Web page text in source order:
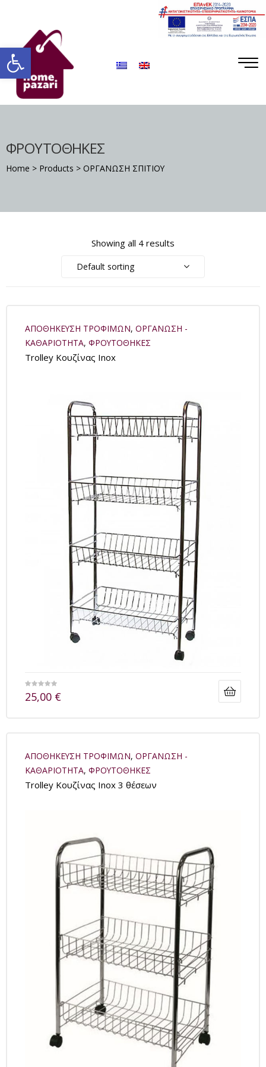
Ανοίξτε τη γραμμή εργαλείων
ΦΡΟΥΤΟΘΗΚΕΣ
Home > Products > ΟΡΓΑΝΩΣΗ ΣΠΙΤΙΟΥ
Showing all 4 results
Default sorting
ΑΠΟΘΗΚΕΥΣΗ ΤΡΟΦΙΜΩΝ, ΟΡΓΑΝΩΣΗ -
ΚΑΘΑΡΙΟΤΗΤΑ, ΦΡΟΥΤΟΘΗΚΕΣ
Trolley Κουζίνας Inox
25,00 €
ΑΠΟΘΗΚΕΥΣΗ ΤΡΟΦΙΜΩΝ, ΟΡΓΑΝΩΣΗ -
ΚΑΘΑΡΙΟΤΗΤΑ, ΦΡΟΥΤΟΘΗΚΕΣ
Trolley Κουζίνας Inox 3 θέσεων